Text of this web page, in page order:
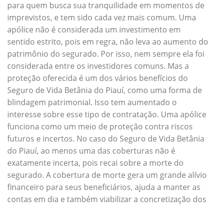
para quem busca sua tranquilidade em momentos de
imprevistos, e tem sido cada vez mais comum. Uma
apólice não é considerada um investimento em
sentido estrito, pois em regra, não leva ao aumento do
patrimônio do segurado. Por isso, nem sempre ela foi
considerada entre os investidores comuns. Mas a
proteção oferecida é um dos vários benefícios do
Seguro de Vida Betânia do Piauí, como uma forma de
blindagem patrimonial. Isso tem aumentado o
interesse sobre esse tipo de contratação. Uma apólice
funciona como um meio de proteção contra riscos
futuros e incertos. No caso do Seguro de Vida Betânia
do Piauí, ao menos uma das coberturas não é
exatamente incerta, pois recai sobre a morte do
segurado. A cobertura de morte gera um grande alívio
financeiro para seus beneficiários, ajuda a manter as
contas em dia e também viabilizar a concretização dos